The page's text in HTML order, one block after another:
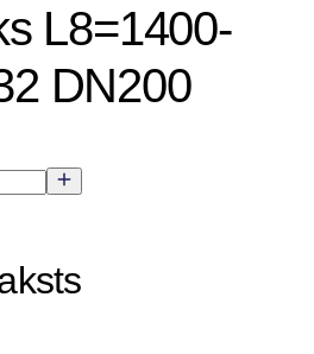
L8=1400-
DN200